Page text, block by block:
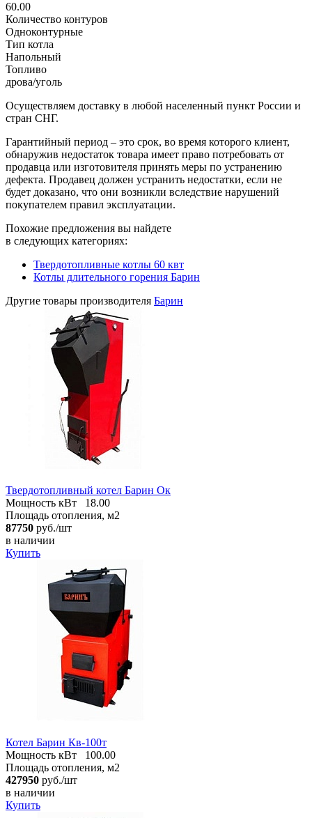
60.00
Количество контуров
Одноконтурные
Тип котла
Напольный
Топливо
дрова/уголь
Осуществляем доставку в любой населенный пункт России и
стран СНГ.
Гарантийный период – это срок, во время которого клиент,
обнаружив недостаток товара имеет право потребовать от
продавца или изготовителя принять меры по устранению
дефекта. Продавец должен устранить недостатки, если не
будет доказано, что они возникли вследствие нарушений
покупателем правил эксплуатации.
Похожие предложения вы найдете
в следующих категориях:
Твердотопливные котлы 60 квт
Котлы длительного горения Барин
Другие товары производителя Барин
Твердотопливный котел Барин Ок
Мощность кВт
18.00
Площадь отопления, м2
87750 руб./шт
в наличии
Купить
Котел Барин Кв-100т
Мощность кВт
100.00
Площадь отопления, м2
427950 руб./шт
в наличии
Купить